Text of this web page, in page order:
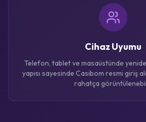
Cihaz Uyumu
Telefon, tablet ve masaüstünde
yapısı sayesinde Casibom resmi giriş
rahatça